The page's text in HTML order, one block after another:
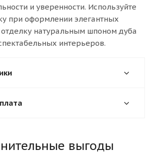
и уверенности. Используйте
при оформлении элегантных
отделку натуральным шпоном дуба
интерьеров.
выгоды